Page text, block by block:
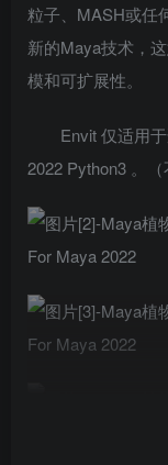
粒子、MASH或任
新的Maya技术，
模和可扩展性。
Envit 仅适用
2022 Python3 。（